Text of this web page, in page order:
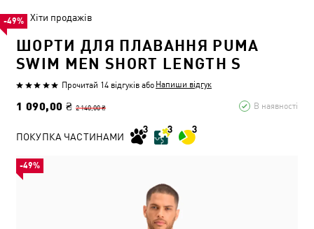
Хіти продажів
ШОРТИ ДЛЯ ПЛАВАННЯ PUMA
SWIM MEN SHORT LENGTH S
Прочитай 14 відгуків або Напиши відгук
1 090,00 ₴ 2 140,00 ₴ В наявності
-49%
ПОКУПКА ЧАСТИНАМИ
-49%